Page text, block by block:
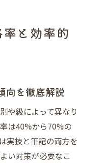
に役立つ学習法
指すなら知ってお
験内容と学習ポイ
と効率的
向を徹底解説
や級によって異なり
は40%から70%の
実技と筆記の両方を
い対策が必要なこ